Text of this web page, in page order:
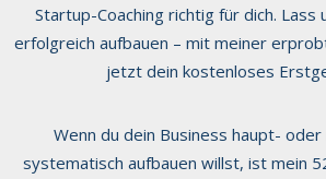
Startup-Coaching richtig für dich. Lass
erfolgreich aufbauen – mit meiner
jetzt dein kostenloses
Wenn du dein Business haupt-
systematisch aufbauen willst, ist mein